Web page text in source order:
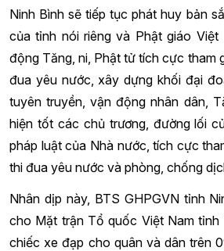
Ninh Bình sẽ tiếp tục phát huy bản
của tỉnh nói riêng và Phật giáo Việt
động Tăng, ni, Phật tử tích cực tham
đua yêu nước, xây dựng khối đại
tuyên truyền, vận động nhân dân,
hiện tốt các chủ trương, đường lối
pháp luật của Nhà nước, tích cực
thi đua yêu nước và phòng, chống
Nhân dịp này, BTS GHPGVN tỉnh
cho Mặt trận Tổ quốc Việt Nam tỉnh
chiếc xe đạp cho quân và dân trên